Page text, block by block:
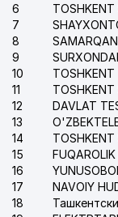
6
7
8
9
10
11
12
13
14
15
16
17
18